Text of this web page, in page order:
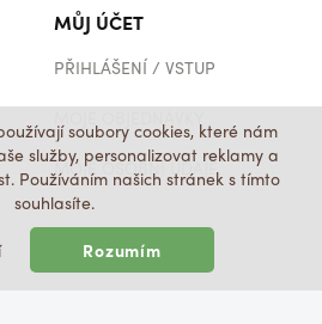
soubory cookies, které nám
služby, personalizovat reklamy a
Používáním našich stránek s tímto
souhlasíte.
Rozumím
MŮJ ÚČET
PŘIHLÁŠENÍ / VSTUP
MOJE OSOBNÍ ÚDAJE
SOCIÁLNÍ SÍTĚ